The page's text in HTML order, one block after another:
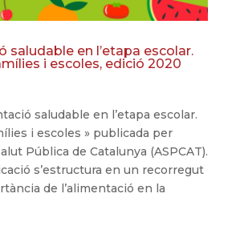
saludable en l’etapa escolar.
i escoles, edició 2020
saludable en l’etapa escolar.
i escoles » publicada per
Pública de Catalunya (ASPCAT).
s’estructura en un recorregut
de l’alimentació en la